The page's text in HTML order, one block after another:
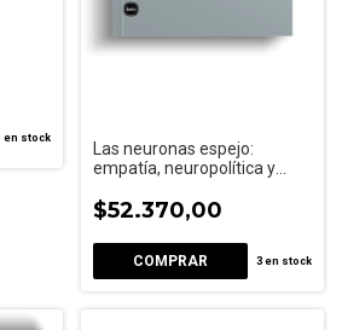
en stock
Las neuronas espejo:
empatía, neuropolítica y
$52.370,00
3 en stock